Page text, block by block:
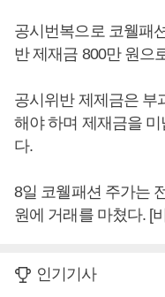
공시번복으로 코웰패
반 제재금 800만 원으
공시위반 제제금은 부
해야 하며 제재금을
다.
8일 코웰패션 주가는
원에 거래를 마쳤다. [
인기기사